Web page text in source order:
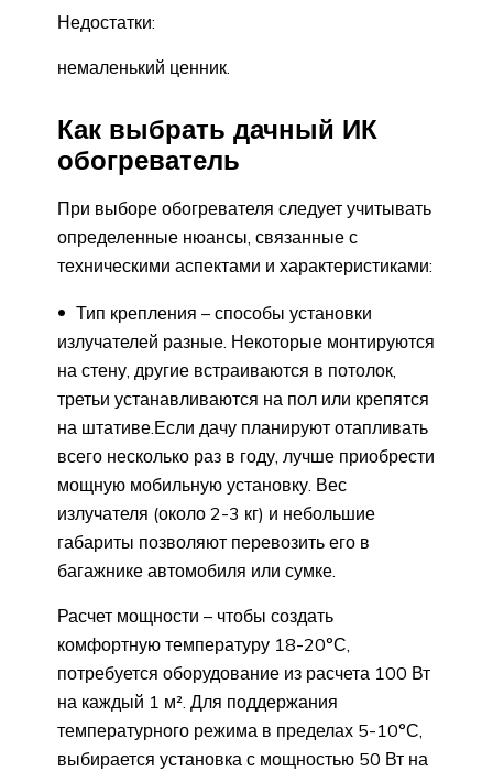
Недостатки:
немаленький ценник.
Как выбрать дачный ИК
обогреватель
При выборе обогревателя следует учитывать
определенные нюансы, связанные с
техническими аспектами и характеристиками:
Тип крепления – способы установки
излучателей разные. Некоторые монтируются
на стену, другие встраиваются в потолок,
третьи устанавливаются на пол или крепятся
на штативе.Если дачу планируют отапливать
всего несколько раз в году, лучше приобрести
мощную мобильную установку. Вес
излучателя (около 2-3 кг) и небольшие
габариты позволяют перевозить его в
багажнике автомобиля или сумке.
Расчет мощности – чтобы создать
комфортную температуру 18-20°С,
потребуется оборудование из расчета 100 Вт
на каждый 1 м². Для поддержания
температурного режима в пределах 5-10°С,
выбирается установка с мощностью 50 Вт на